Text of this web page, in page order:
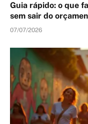
Guia rápido: o que
sem sair do
07/07/2026